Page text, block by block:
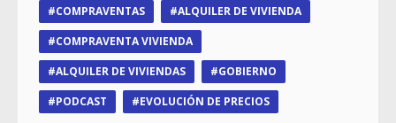
COMPRAVENTAS
ALQUILER DE VIVIENDA
COMPRAVENTA VIVIENDA
ALQUILER DE VIVIENDAS
GOBIERNO
PODCAST
EVOLUCIÓN DE PRECIOS